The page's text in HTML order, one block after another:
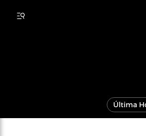
Última